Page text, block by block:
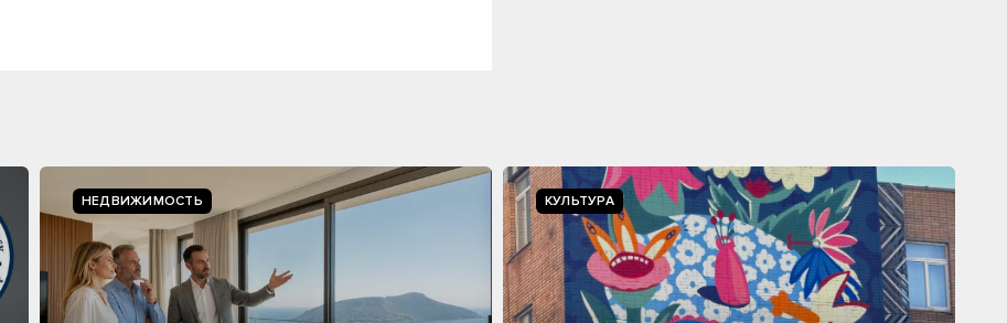
НЕДВИЖИМОСТЬ КУЛЬТУРА